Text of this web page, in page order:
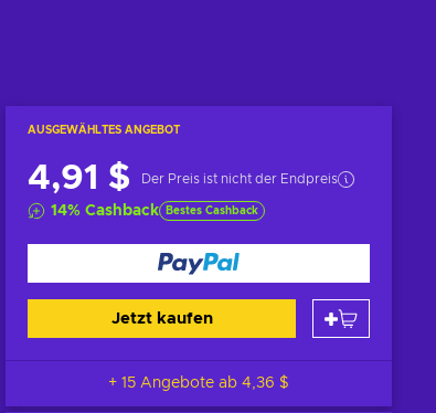
AUSGEWÄHLTES ANGEBOT
4,91 $ Der Preis ist nicht der Endpreis
14% Cashback Bestes Cashback
Jetzt kaufen
+ 15 Angebote ab 4,36 $